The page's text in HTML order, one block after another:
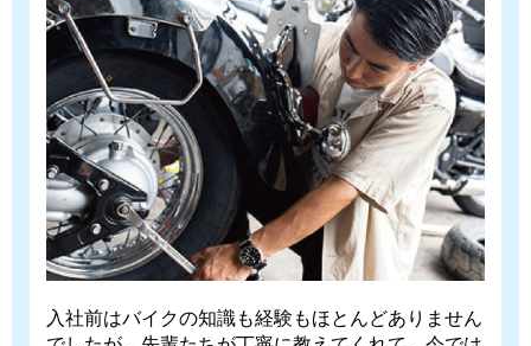
入社前はバイクの知識も経験もほとんどありません